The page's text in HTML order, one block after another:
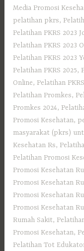
Media Promosi
pelatihan pkrs,
Pelatihan PKRS 2023
Pelatihan PKRS 2023
Pelatihan PKRS 2023
Pelatihan PKRS 2025,
Online, Pelatihan
Pelatihan Promkes,
Promkes 2024,
Promosi Kesehatan,
masyarakat (pkrs)
Kesehatan Rs,
Pelatihan Promosi
Promosi Kesehatan
Promosi Kesehatan
Promosi Kesehatan
Promosi Kesehatan
Rumah Sakit,
Promosi Kesehatan,
Pelatihan Tot